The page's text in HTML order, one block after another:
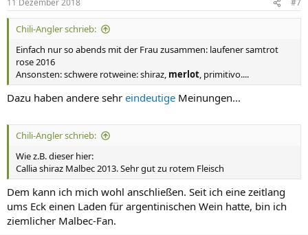
11 Dezember 2018 #7
Chili-Angler schrieb:
Einfach nur so abends mit der Frau zusammen: laufener samtrot
rose 2016
Ansonsten: schwere rotweine: shiraz, merlot, primitivo....
Dazu haben andere sehr eindeutige Meinungen...
Chili-Angler schrieb:
Wie z.B. dieser hier:
Callia shiraz Malbec 2013. Sehr gut zu rotem Fleisch
Dem kann ich mich wohl anschließen. Seit ich eine zeitlang
ums Eck einen Laden für argentinischen Wein hatte, bin ich
ziemlicher Malbec-Fan.